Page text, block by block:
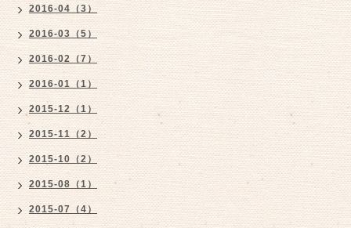
2016-04（3）
2016-03（5）
2016-02（7）
2016-01（1）
2015-12（1）
2015-11（2）
2015-10（2）
2015-08（1）
2015-07（4）